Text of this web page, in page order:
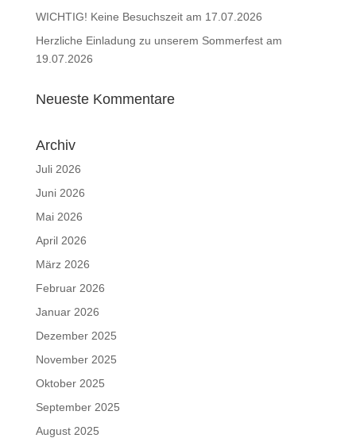
WICHTIG! Keine Besuchszeit am 17.07.2026
Herzliche Einladung zu unserem Sommerfest am
19.07.2026
Neueste Kommentare
Archiv
Juli 2026
Juni 2026
Mai 2026
April 2026
März 2026
Februar 2026
Januar 2026
Dezember 2025
November 2025
Oktober 2025
September 2025
August 2025